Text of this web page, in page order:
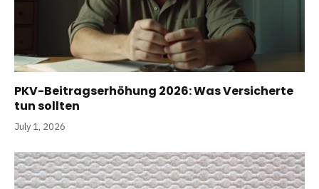
PKV-Beitragserhöhung 2026: Was Versicherte
tun sollten
July 1, 2026